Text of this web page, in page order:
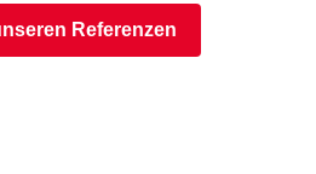
Referenzen